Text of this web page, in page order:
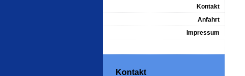
Kontakt
Anfahrt
Impressum
Kontakt